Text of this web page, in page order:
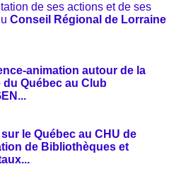
de ses actions et de ses
Conseil Régional de Lorraine
animation autour de la
Québec au Club
le Québec au CHU de
de Bibliothèques et